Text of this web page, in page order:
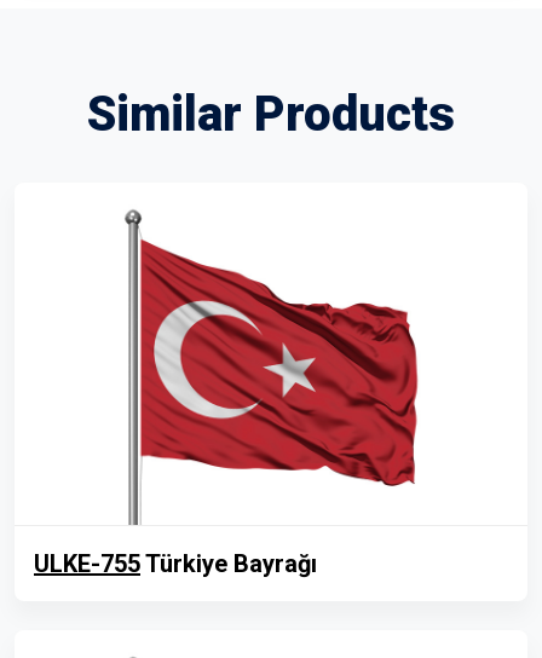
Similar Products
ULKE-755Türkiye Bayrağı